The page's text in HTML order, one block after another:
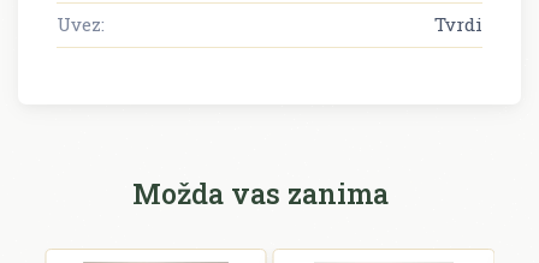
Uvez:
Tvrdi
Možda vas zanima